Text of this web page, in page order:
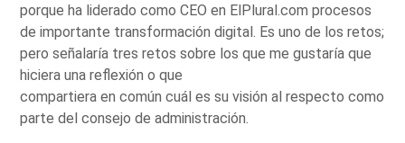
porque ha liderado como CEO en ElPlural.com procesos
de importante transformación digital. Es uno de los retos;
pero señalaría tres retos sobre los que me gustaría que
hiciera una reflexión o que
compartiera en común cuál es su visión al respecto como
parte del consejo de administración.